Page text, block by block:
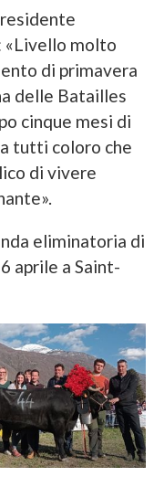
«Livello molto
di primavera
delle Batailles
cinque mesi di
tutti coloro che
di vivere
eliminatoria di
aprile a Saint-